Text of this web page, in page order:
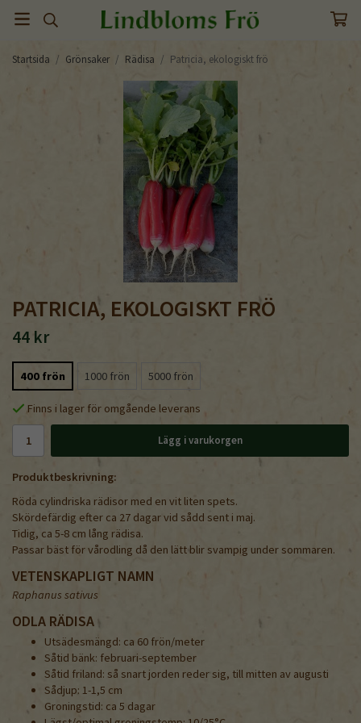
Startsida / Grönsaker / Rädisa / Patricia, ekologiskt frö
PATRICIA, EKOLOGISKT FRÖ
44 kr
400 frön 1000 frön 5000 frön
Finns i lager för omgående leverans
Lägg i varukorgen
Produktbeskrivning:
Röda cylindriska rädisor med en vit liten spets.
Skördefärdig efter ca 27 dagar vid sådd sent i maj.
Tidig, ca 5-8 cm lång rädisa.
Passar bäst för vårodling då den lätt blir svampig under sommaren.
VETENSKAPLIGT NAMN
Raphanus sativus
ODLA RÄDISA
Utsädesmängd: ca 60 frön/meter
Såtid bänk: februari-september
Såtid friland: så snart jorden reder sig, till mitten av augusti
Sådjup: 1-1,5 cm
Groningstid: ca 5 dagar